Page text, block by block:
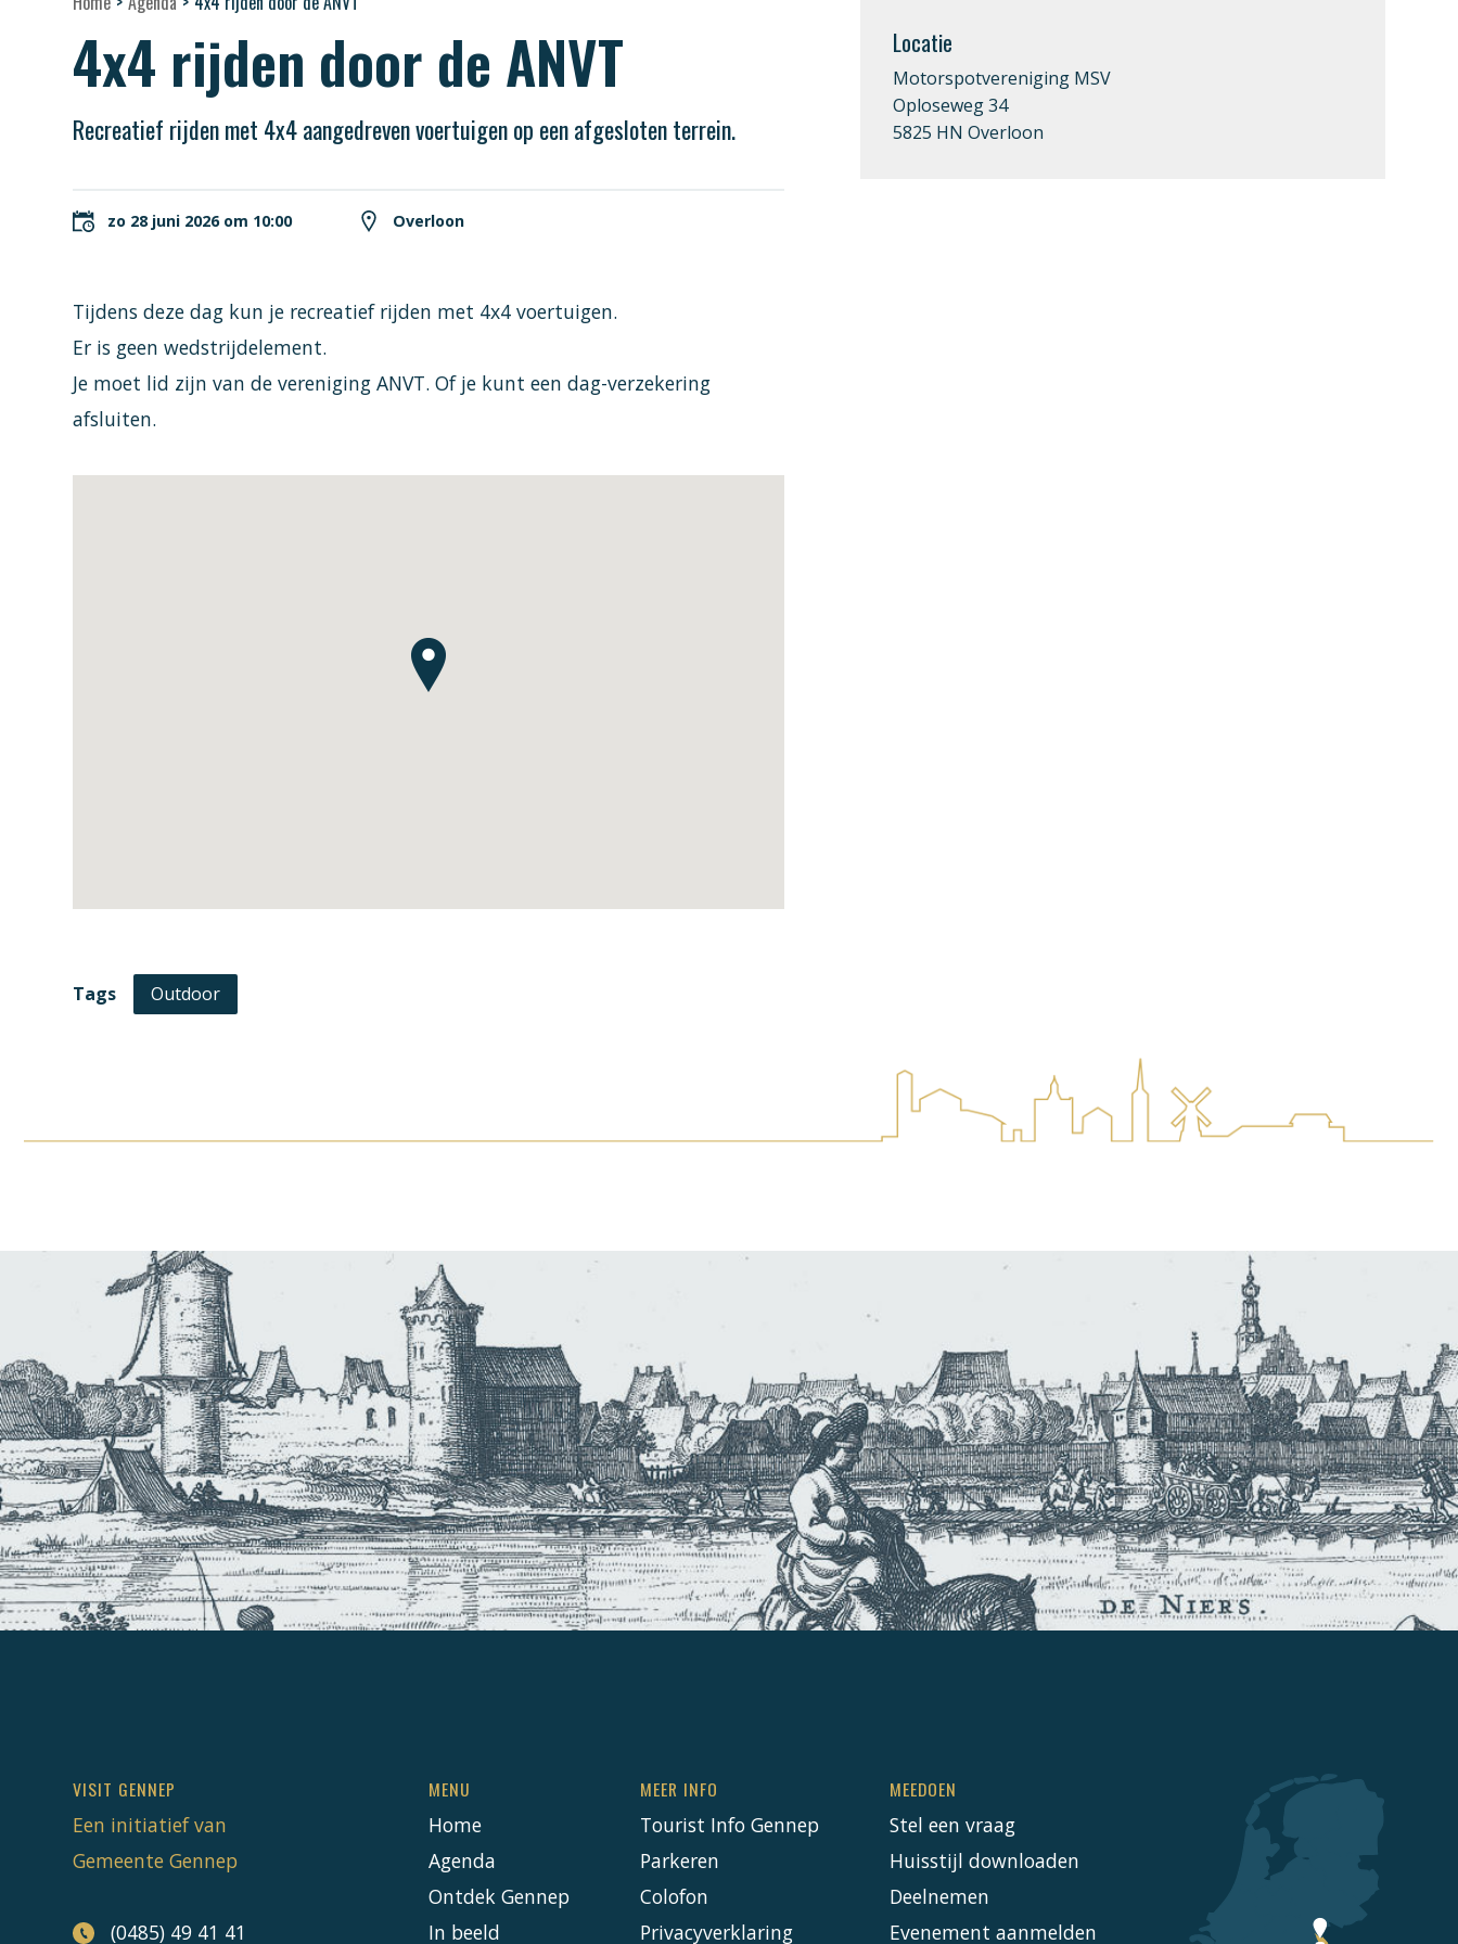
4x4 rijden door de ANVT
Recreatief rijden met 4x4 aangedreven voertuigen op een afgesloten terrein.
zo 28 juni 2026 om 10:00 Overloon
Tijdens deze dag kun je recreatief rijden met 4x4 voertuigen.
Er is geen wedstrijdelement.
Je moet lid zijn van de vereniging ANVT. Of je kunt een dag-verzekering
afsluiten.
Tags Outdoor
Locatie
Motorspotvereniging MSV
Oploseweg 34
5825 HN Overloon
VISIT GENNEP
Een initiatief van
Gemeente Gennep
(0485) 49 41 41
MENU
Home
Agenda
Ontdek Gennep
In beeld
MEER INFO
Tourist Info Gennep
Parkeren
Colofon
Privacyverklaring
MEEDOEN
Stel een vraag
Huisstijl downloaden
Deelnemen
Evenement aanmelden